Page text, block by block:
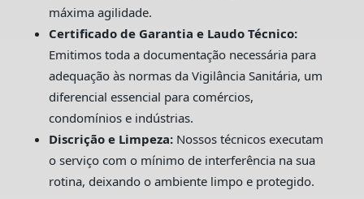
máxima agilidade.
Certificado de Garantia e Laudo Técnico:
Emitimos toda a documentação necessária para
adequação às normas da Vigilância Sanitária, um
diferencial essencial para comércios,
condomínios e indústrias.
Discrição e Limpeza:Nossos técnicos executam
o serviço com o mínimo de interferência na sua
rotina, deixando o ambiente limpo e protegido.